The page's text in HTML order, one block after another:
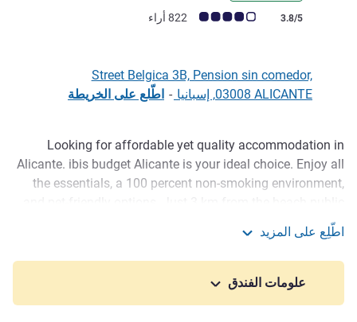
ملاحظة أراء العملاء (رأي ALL)
3.8/5 822 أراء
Street Belgica 3B, Pension sin comedor,
03008 ALICANTE, إسبانيا
- اطّلع على الخريطة
الوصف
Looking for affordable yet quality accommodation in
Alicante. ibis budget Alicante is your ideal choice. Enjoy all
the essentials, a 100 percent non-smoking environment,
transport available and 4 km from the city center, airport,
and IFA and VBSpaces exhibition grounds. Free parking,
subject to availability and friendly staff are here to assist
اطّلِع على المزيد
علومات الفندق